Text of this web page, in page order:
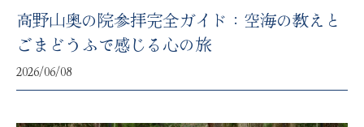
高野山奥の院参拝完全ガイド：空海の教えと
ごまどうふで感じる心の旅
2026/06/08